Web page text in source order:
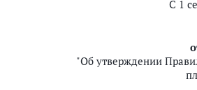
С 1
"Об утверждении